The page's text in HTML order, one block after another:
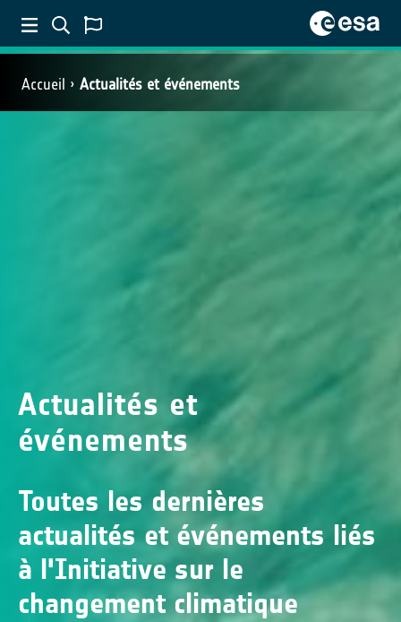
Accueil Actualités et événements
Actualités et
événements
Toutes les dernières
actualités et événements liés
à l'Initiative sur le
changement climatique